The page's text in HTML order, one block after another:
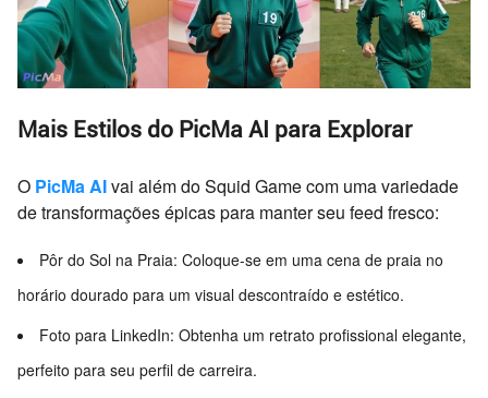
Mais Estilos do PicMa AI para Explorar
O PicMa AIvai além do Squid Game com uma variedade
de transformações épicas para manter seu feed fresco:
Pôr do Sol na Praia: Coloque-se em uma cena de praia no
horário dourado para um visual descontraído e estético.
Foto para LinkedIn: Obtenha um retrato profissional elegante,
perfeito para seu perfil de carreira.